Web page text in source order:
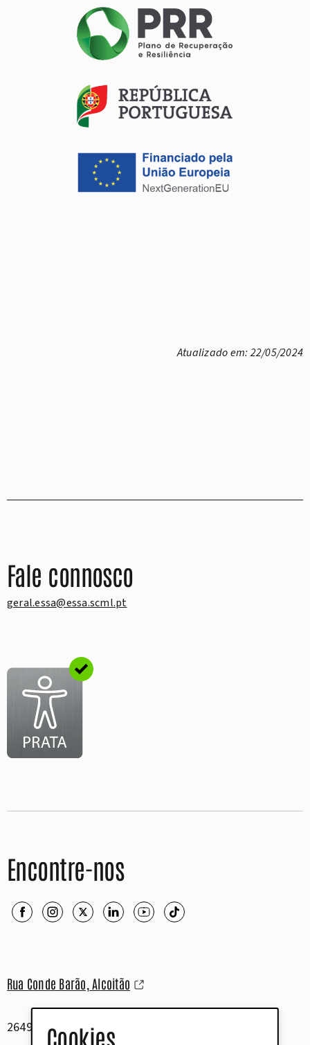
Cookies
Atualizado em: 22/05/2024
Fale connosco
geral.essa@essa.scml.pt
Encontre-nos
Rua Conde Barão, Alcoitão
2649-506 Alcabideche